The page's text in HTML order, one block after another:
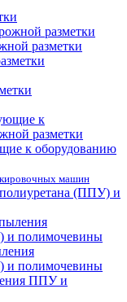
разметки
к оборудованию
машин
(ППУ) и
и полимочевины